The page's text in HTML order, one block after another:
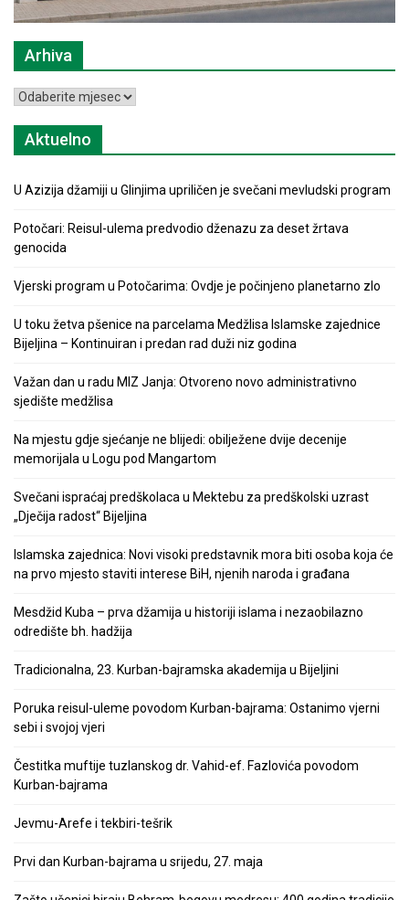
Arhiva
Arhiva
Aktuelno
U Azizija džamiji u Glinjima upriličen je svečani mevludski program
Potočari: Reisul-ulema predvodio dženazu za deset žrtava
genocida
Vjerski program u Potočarima: Ovdje je počinjeno planetarno zlo
U toku žetva pšenice na parcelama Medžlisa Islamske zajednice
Bijeljina – Kontinuiran i predan rad duži niz godina
Važan dan u radu MIZ Janja: Otvoreno novo administrativno
sjedište medžlisa
Na mjestu gdje sjećanje ne blijedi: obilježene dvije decenije
memorijala u Logu pod Mangartom
Svečani ispraćaj predškolaca u Mektebu za predškolski uzrast
„Dječija radost“ Bijeljina
Islamska zajednica: Novi visoki predstavnik mora biti osoba koja će
na prvo mjesto staviti interese BiH, njenih naroda i građana
Mesdžid Kuba – prva džamija u historiji islama i nezaobilazno
odredište bh. hadžija
Tradicionalna, 23. Kurban-bajramska akademija u Bijeljini
Poruka reisul-uleme povodom Kurban-bajrama: Ostanimo vjerni
sebi i svojoj vjeri
Čestitka muftije tuzlanskog dr. Vahid-ef. Fazlovića povodom
Kurban-bajrama
Jevmu-Arefe i tekbiri-tešrik
Prvi dan Kurban-bajrama u srijedu, 27. maja